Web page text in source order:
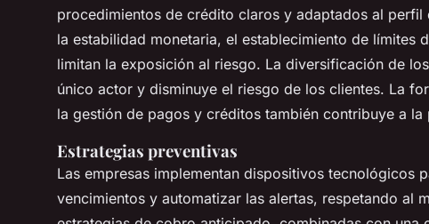
procedimientos de crédito claros y adaptados al
la estabilidad monetaria, el establecimiento de límites
limitan la exposición al riesgo. La diversificación de
único actor y disminuye el riesgo de los clientes. La
la gestión de pagos y créditos también contribuye a la
Estrategias preventivas
Las empresas implementan dispositivos tecnológicos
vencimientos y automatizar las alertas, respetando al